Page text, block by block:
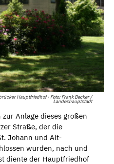
Hauptfriedhof - Foto: Frank Becker /
Landeshauptstadt
Anlage dieses großen
Straße, der die
Johann und Alt-
wurden, nach und
diente der Hauptfriedhof